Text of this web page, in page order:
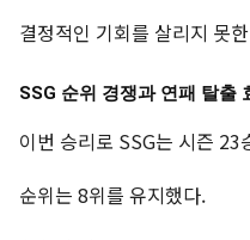
결정적인 기회를 살리지 못
SSG 순위 경쟁과 연패 탈출
이번 승리로 SSG는 시즌
순위는 8위를 유지했다.